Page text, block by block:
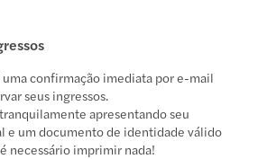
uma confirmação imediata por e-mail
seus ingressos.
apresentando seu
e um documento de identidade válido
necessário imprimir nada!